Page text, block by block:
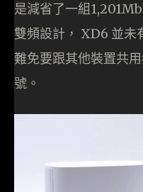
是減省了一組
雙頻設計， XD6 並未
難免要跟其他裝置共
號。